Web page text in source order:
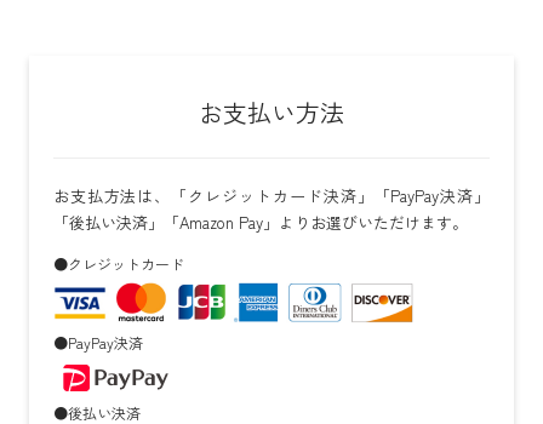
お支払い方法
お支払方法は、「クレジットカード決済」「PayPay決済」
「後払い決済」「Amazon Pay」よりお選びいただけます。
●クレジットカード
●PayPay決済
●後払い決済